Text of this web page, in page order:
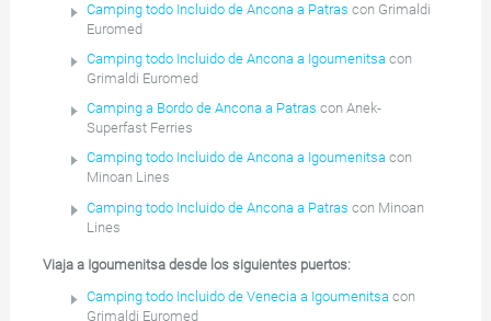
Camping todo Incluido de Ancona a Patras con Grimaldi
Euromed
Camping todo Incluido de Ancona a Igoumenitsa con
Grimaldi Euromed
Camping a Bordo de Ancona a Patras con Anek-
Superfast Ferries
Camping todo Incluido de Ancona a Igoumenitsa con
Minoan Lines
Camping todo Incluido de Ancona a Patras con Minoan
Lines
Viaja a Igoumenitsa desde los siguientes puertos:
Camping todo Incluido de Venecia a Igoumenitsa con
Grimaldi Euromed